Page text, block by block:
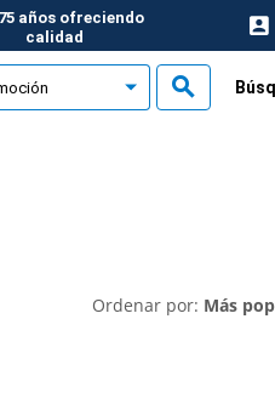
75 años ofreciendo
calidad
Ordenar por: Más